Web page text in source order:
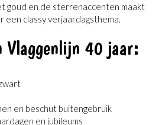
goud en de sterrenaccenten maakt
een classy verjaardagsthema.
Vlaggenlijn 40 jaar:
en beschut buitengebruik
en jubileums